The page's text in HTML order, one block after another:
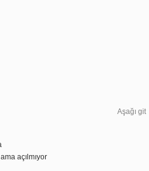
Aşağı git
açılmıyor